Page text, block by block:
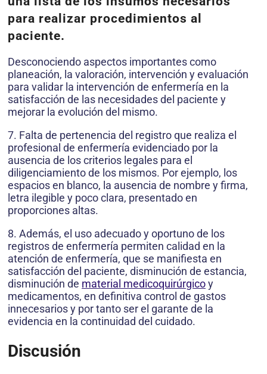
para realizar procedimientos al
paciente.
Desconociendo aspectos importantes como
planeación, la valoración, intervención y evaluación
para validar la intervención de enfermería en la
satisfacción de las necesidades del paciente y
mejorar la evolución del mismo.
7. Falta de pertenencia del registro que realiza el
profesional de enfermería evidenciado por la
ausencia de los criterios legales para el
diligenciamiento de los mismos. Por ejemplo, los
espacios en blanco, la ausencia de nombre y firma,
letra ilegible y poco clara, presentado en
proporciones altas.
8. Además, el uso adecuado y oportuno de los
registros de enfermería permiten calidad en la
atención de enfermería, que se manifiesta en
satisfacción del paciente, disminución de estancia,
disminución de material medicoquirúrgicoy
medicamentos, en definitiva control de gastos
innecesarios y por tanto ser el garante de la
evidencia en la continuidad del cuidado.
Discusión